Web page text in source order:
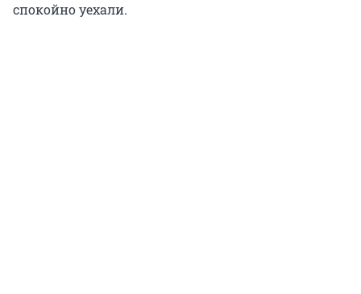
спокойно уехали.